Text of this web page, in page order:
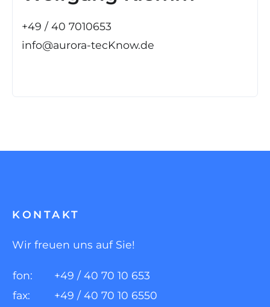
+49 / 40 7010653
info@aurora-tecKnow.de
KONTAKT
Wir freuen uns auf Sie!
fon:
+49 / 40 70 10 653
fax:
+49 / 40 70 10 6550